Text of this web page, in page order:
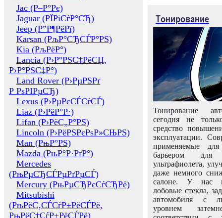
Jac (Р–Р°Рє)
Jaguar (РЇРіСѓР°СЂ)
Jeep (Р”Р¶РёРї)
Karsan (РљР°СЂСЃР°РЅ)
Kia (РљРёР°)
Lancia (Р›Р°РЅС‡РёСЏ,
Р›Р°РЅС‡Р°)
Land Rover (Р›РµРЅРґ
Р РѕРІРµСЂ)
Lexus (Р›РµРєСЃСѓСЃ)
Liaz (Р›РёР°Р·)
Lifan (Р›РёС„Р°РЅ)
Lincoln (Р›РёРЅРєРѕР»СЊРЅ)
Man (РњР°РЅ)
Mazda (РњР°Р·РґР°)
Mercedes
(РњРµСЂСЃРµРґРµСЃ)
Mercury (РњРµСЂРєСѓСЂРё)
Mitsubishi
(РњРёС‚СЃСѓР±РёСЃРё,
РњРёС†СѓР±РёСЃРё)
Тонирование
Тонирование
сегодня не
средство
эксплуатации.
применяемые
барьером для
ультрафиолета,
даже немного
салоне. У нас
лобовые стекла,
автомобиля с
уровнем